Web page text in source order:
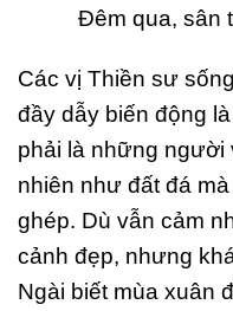
Đêm qua, sân
Các vị Thiền sư
đầy dẫy biến động
phải là những người
nhiên như đất đá
ghép. Dù vẫn cảm
cảnh đẹp, nhưng
Ngài biết mùa xuân